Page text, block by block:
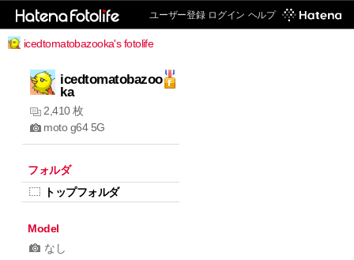
ユーザー登録 ログイン ヘルプ
icedtomatobazooka's fotolife
icedtomatobazoo
ka
2,410 枚
moto g64 5G
フォルダ
トップフォルダ
Model
なし